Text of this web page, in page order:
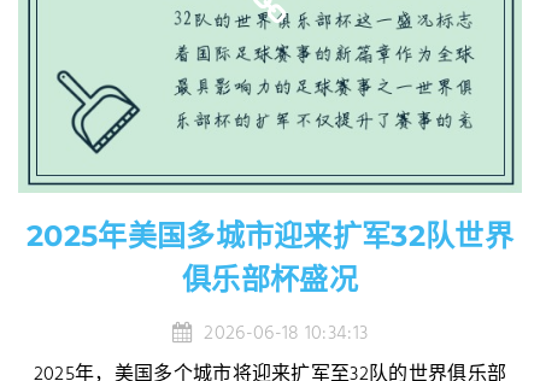
2025年美国多城市迎来扩军32队世界
俱乐部杯盛况
2026-06-18 10:34:13
2025年，美国多个城市将迎来扩军至32队的世界俱乐部